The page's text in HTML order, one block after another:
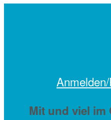
Mit und viel im